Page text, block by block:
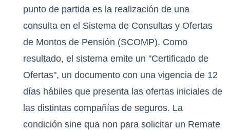
punto de partida es la realización de una
consulta en el Sistema de Consultas y Ofertas
de Montos de Pensión (SCOMP). Como
resultado, el sistema emite un "Certificado de
Ofertas", un documento con una vigencia de 12
días hábiles que presenta las ofertas iniciales de
las distintas compañías de seguros. La
condición sine qua non para solicitar un Remate